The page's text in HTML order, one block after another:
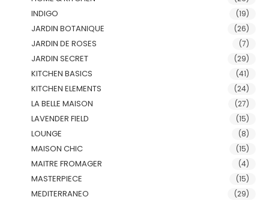
INDIGO (19)
JARDIN BOTANIQUE (26)
JARDIN DE ROSES (7)
JARDIN SECRET (29)
KITCHEN BASICS (41)
KITCHEN ELEMENTS (24)
LA BELLE MAISON (27)
LAVENDER FIELD (15)
LOUNGE (8)
MAISON CHIC (15)
MAITRE FROMAGER (4)
MASTERPIECE (15)
MEDITERRANEO (29)